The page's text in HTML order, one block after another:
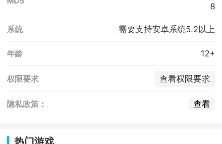
8
系统 需要支持安卓系统5.2以上
年龄 12+
权限要求 查看权限要求
隐私政策： 查看
热门游戏